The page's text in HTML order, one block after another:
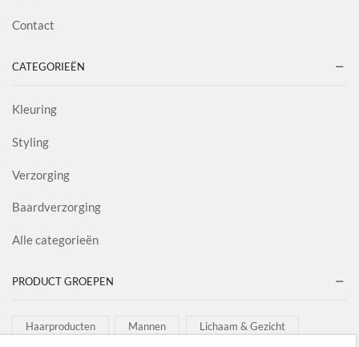
Contact
CATEGORIEËN
Kleuring
Styling
Verzorging
Baardverzorging
Alle categorieën
PRODUCT GROEPEN
Haarproducten Mannen Lichaam & Gezicht